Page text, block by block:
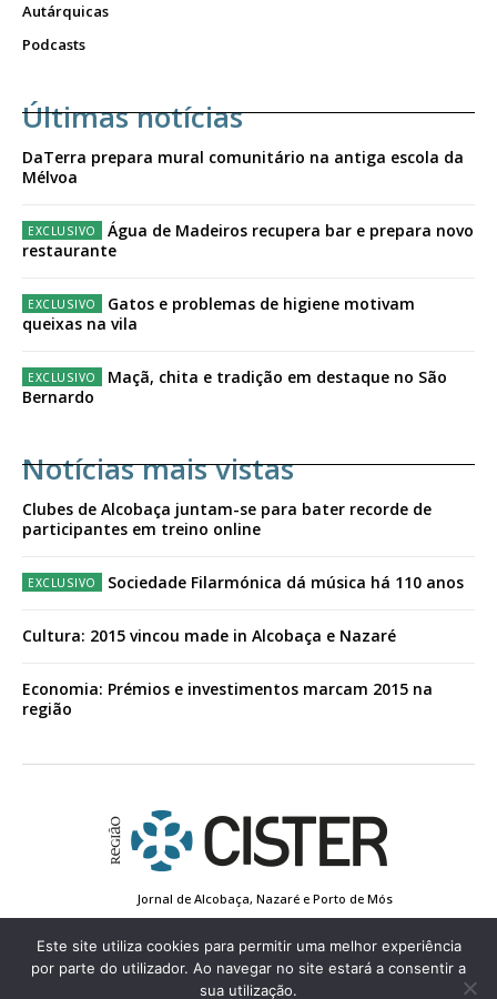
Autárquicas
Podcasts
Últimas notícias
DaTerra prepara mural comunitário na antiga escola da
Mélvoa
Água de Madeiros recupera bar e prepara novo
restaurante
Gatos e problemas de higiene motivam
queixas na vila
Maçã, chita e tradição em destaque no São
Bernardo
Notícias mais vistas
Clubes de Alcobaça juntam-se para bater recorde de
participantes em treino online
Sociedade Filarmónica dá música há 110 anos
Cultura: 2015 vincou made in Alcobaça e Nazaré
Economia: Prémios e investimentos marcam 2015 na
região
Jornal de Alcobaça, Nazaré e Porto de Mós
Conta de Registo
Edição Impressa
Este site utiliza cookies para permitir uma melhor experiência
por parte do utilizador. Ao navegar no site estará a consentir a
sua utilização.